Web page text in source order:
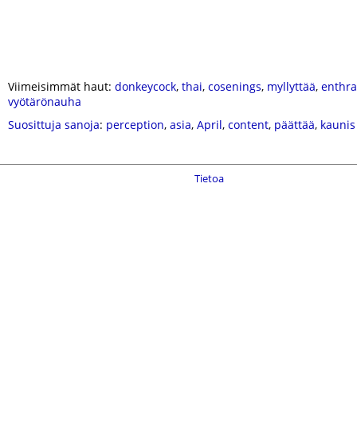
Viimeisimmät haut: donkeycock, thai, cosenings, myllyttää,
vyötärönauha
Suosittuja sanoja: perception, asia, April, content, päättää, kaunis
Tietoa